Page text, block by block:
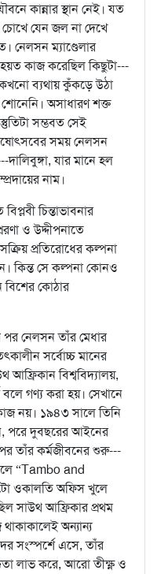
কান্নার স্থান নেই। যত
যেন জল না দেখে
নেলসন ম্যাণ্ডেলার
হয়ত কাজ করেছিল কিছুটা---
ব্যথায় কুঁকড়ে উঠা
অসাধারণ শক্ত
সম্ভবত সেই
সময় নেলসন
যার মানে হল
নাম।
চিন্তাভাবনার
ও উদ্দীপনাতে
প্রতিরোধের কল্পনা
কিন্ত সে কল্পনা কোনও
বিশের কোঠার
পর নেলসন তাঁর মেধার
সর্বোচ্চ মানের
আফ্রিকান বিশ্ববিদ্যালয়,
বলে গণ্য করা হয়। সেখানে
নয়। ১৯৪৩ সালে তিনি
পরে দুবছরের আইনের
তাঁর কর্মজীবনের শুরু---
“Tambo and
ওকালতি অফিস খুলে
সাউথ আফ্রিকার প্রথম
অন্যান্য
সংস্পর্শে এসে, তাঁর
লাভ করে, আরো তীক্ষ্ণ ও